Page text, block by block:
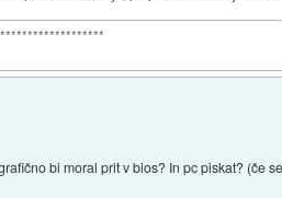
bi moral prit v bios? In pc piskat? (če